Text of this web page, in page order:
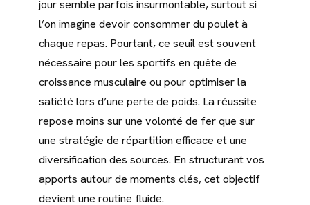
jour semble parfois insurmontable, surtout si
l’on imagine devoir consommer du poulet à
chaque repas. Pourtant, ce seuil est souvent
nécessaire pour les sportifs en quête de
croissance musculaire ou pour optimiser la
satiété lors d’une perte de poids. La réussite
repose moins sur une volonté de fer que sur
une stratégie de répartition efficace et une
diversification des sources. En structurant vos
apports autour de moments clés, cet objectif
devient une routine fluide.